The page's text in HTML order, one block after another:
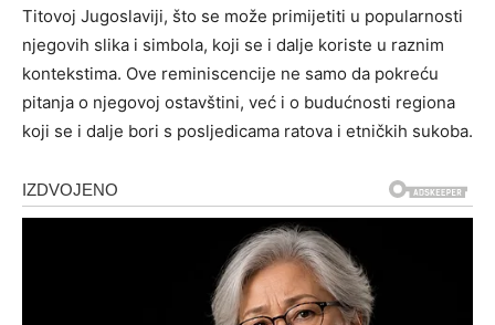
Titovoj Jugoslaviji, što se može primijetiti u popularnosti
njegovih slika i simbola, koji se i dalje koriste u raznim
kontekstima. Ove reminiscencije ne samo da pokreću
pitanja o njegovoj ostavštini, već i o budućnosti regiona
koji se i dalje bori s posljedicama ratova i etničkih sukoba.